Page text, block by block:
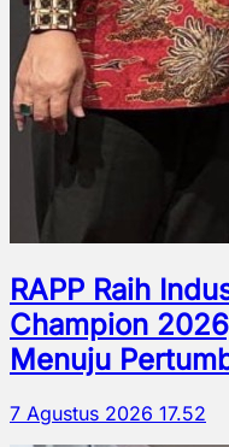
RAPP Raih
Champion
Menuju
7 Agustus 2026 17.52